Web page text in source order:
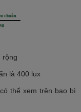
rộng
là 400 lux
thể xem trên bao bì